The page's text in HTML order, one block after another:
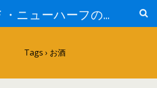
ＭＴＦ・ニューハーフの女子力アップと変身後の処世術！！
Tags › お酒